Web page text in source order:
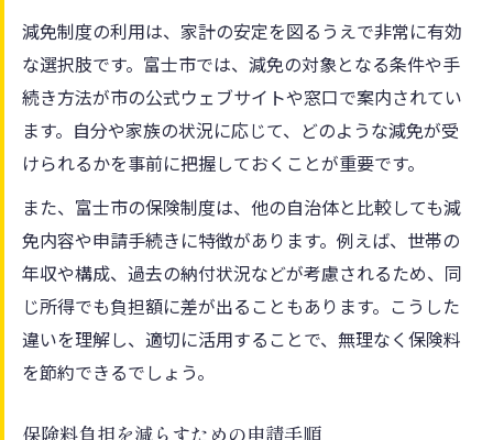
減免制度の利用は、家計の安定を図るうえで非常に有効
な選択肢です。富士市では、減免の対象となる条件や手
続き方法が市の公式ウェブサイトや窓口で案内されてい
ます。自分や家族の状況に応じて、どのような減免が受
けられるかを事前に把握しておくことが重要です。
また、富士市の保険制度は、他の自治体と比較しても減
免内容や申請手続きに特徴があります。例えば、世帯の
年収や構成、過去の納付状況などが考慮されるため、同
じ所得でも負担額に差が出ることもあります。こうした
違いを理解し、適切に活用することで、無理なく保険料
を節約できるでしょう。
保険料負担を減らすための申請手順